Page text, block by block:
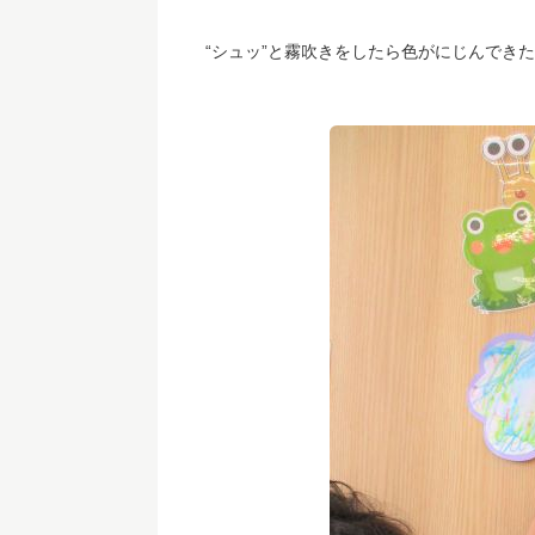
“シュッ”と霧吹きをしたら色がにじんでき